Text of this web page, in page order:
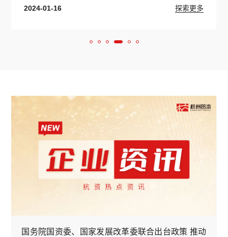
2024-01-16 探索更多
国务院国资委、国家发展改革委联合出台政策 推动